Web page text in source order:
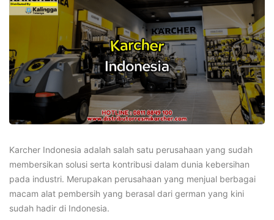
Karcher Indonesia adalah salah satu perusahaan yang sudah
membersikan solusi serta kontribusi dalam dunia kebersihan
pada industri. Merupakan perusahaan yang menjual berbagai
macam alat pembersih yang berasal dari german yang kini
sudah hadir di Indonesia.